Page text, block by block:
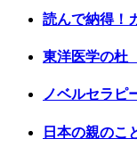
読んで納得！
東洋医学の杜
ノベルセラピ
日本の親のこ